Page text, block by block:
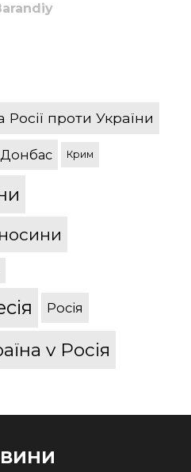
Росії проти України
Донбас Крим
Росія
v Росія